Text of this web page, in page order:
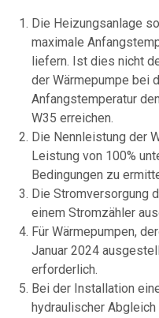
Die Heizungsanlage
maximale
liefern. Ist dies nicht
der Wärmepumpe bei
Anfangstemperatur
W35 erreichen.
Die Nennleistung der
Leistung von 100%
Bedingungen zu
Die Stromversorgung
einem Stromzähler
Für Wärmepumpen,
Januar 2024
erforderlich.
Bei der Installation
hydraulischer